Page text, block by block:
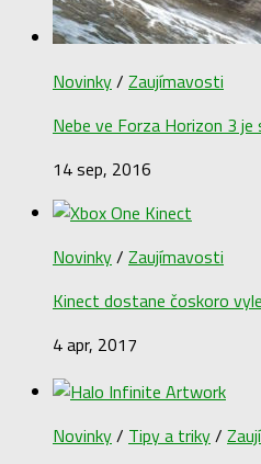
Novinky/ Zaujímavosti
Nebe ve Forza Horizon 3
14 sep, 2016
Novinky/ Zaujímavosti
Kinect dostane čoskoro
4 apr, 2017
Novinky/ Tipy a triky/